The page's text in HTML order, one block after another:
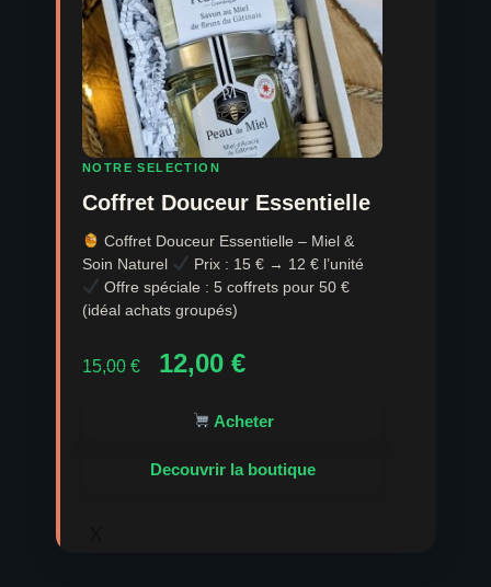
NOTRE SELECTION
Coffret Douceur Essentielle
Coffret Douceur Essentielle – Miel &
Soin Naturel
Prix : 15 € → 12 € l’unité
Offre spéciale : 5 coffrets pour 50 €
(idéal achats groupés)
15,00 €
Le
initial
15,00 €.
12,00 €Le
actuel
12,00 €.
Acheter
Decouvrir la boutique